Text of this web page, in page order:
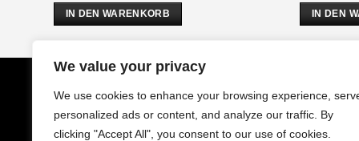
We value your privacy
We use cookies to enhance your browsing experience,
personalized ads or content, and analyze our traffic. By
clicking "Accept All", you consent to our use of cookies.
IN DEN WARENKORB IN DEN
CobrAmGmbH
Stuwerstraße 50/1
1020 Wien - Österreich
AGB